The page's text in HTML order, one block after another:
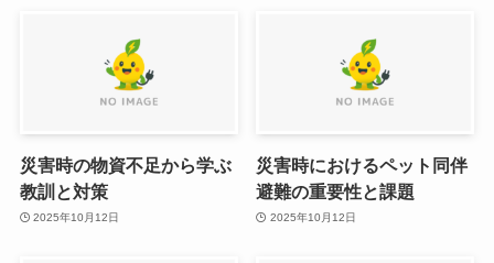
災害時の物資不足から学ぶ
教訓と対策
2025年10月12日
災害時におけるペット同伴
避難の重要性と課題
2025年10月12日